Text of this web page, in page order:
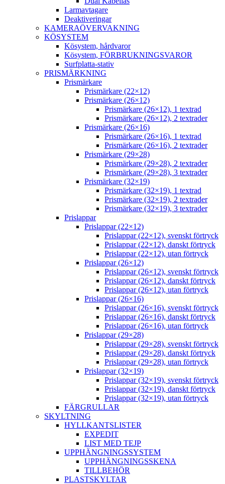
Larmavtagare
Deaktiveringar
KAMERAÖVERVAKNING
KÖSYSTEM
Kösystem, hårdvaror
Kösystem, FÖRBRUKNINGSVAROR
Surfplatta-stativ
PRISMÄRKNING
Prismärkare
Prismärkare (22×12)
Prismärkare (26×12)
Prismärkare (26×12), 1 textrad
Prismärkare (26×12), 2 textrader
Prismärkare (26×16)
Prismärkare (26×16), 1 textrad
Prismärkare (26×16), 2 textrader
Prismärkare (29×28)
Prismärkare (29×28), 2 textrader
Prismärkare (29×28), 3 textrader
Prismärkare (32×19)
Prismärkare (32×19), 1 textrad
Prismärkare (32×19), 2 textrader
Prismärkare (32×19), 3 textrader
Prislappar
Prislappar (22×12)
Prislappar (22×12), svenskt förtryck
Prislappar (22×12), danskt förtryck
Prislappar (22×12), utan förtryck
Prislappar (26×12)
Prislappar (26×12), svenskt förtryck
Prislappar (26×12), danskt förtryck
Prislappar (26×12), utan förtryck
Prislappar (26×16)
Prislappar (26×16), svenskt förtryck
Prislappar (26×16), danskt förtryck
Prislappar (26×16), utan förtryck
Prislappar (29×28)
Prislappar (29×28), svenskt förtryck
Prislappar (29×28), danskt förtryck
Prislappar (29×28), utan förtryck
Prislappar (32×19)
Prislappar (32×19), svenskt förtryck
Prislappar (32×19), danskt förtryck
Prislappar (32×19), utan förtryck
FÄRGRULLAR
SKYLTNING
HYLLKANTSLISTER
EXPEDIT
LIST MED TEJP
UPPHÄNGNINGSSYSTEM
UPPHÄNGNINGSSKENA
TILLBEHÖR
PLASTSKYLTAR